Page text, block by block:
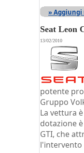
»
Seat Leon
13/02/2010
potente
Gruppo
La vettura
dotazione
GTI, che
l'intervento